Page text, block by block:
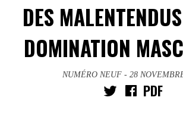
DES
DOMINATION
NUMÉRO NEUF - 28
PDF